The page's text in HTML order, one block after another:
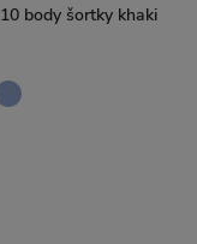
body šortky khaki